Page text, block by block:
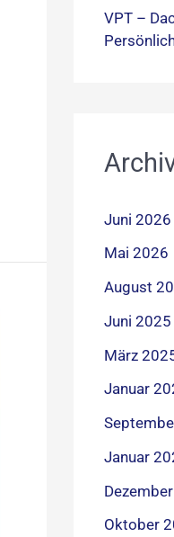
VPT –
Juni 2026
Mai 2026
August
Juni 2025
März
Januar
Januar
Oktober